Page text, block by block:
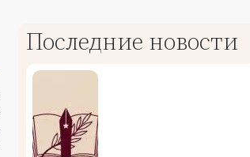
Последние новости